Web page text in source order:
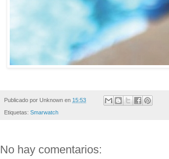
Publicado por Unknown en 15:53
Etiquetas: Smarwatch
No hay comentarios: